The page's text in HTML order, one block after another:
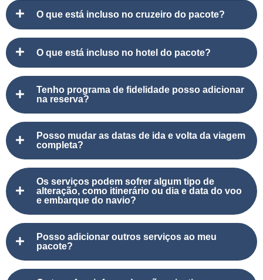
O que está incluso no cruzeiro do pacote?
O que está incluso no hotel do pacote?
Tenho programa de fidelidade posso adicionar
na reserva?
Posso mudar as datas de ida e volta da viagem
completa?
Os serviços podem sofrer algum tipo de
alteração, como itinerário ou dia e data do voo
e embarque do navio?
Posso adicionar outros serviços ao meu
pacote?